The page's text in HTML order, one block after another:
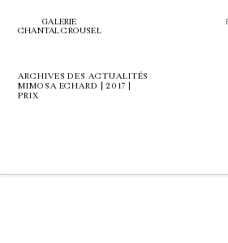
GALERIE
CHANTAL CROUSEL
ARCHIVES DES ACTUALITÉS
MIMOSA ECHARD | 2017 |
PRIX